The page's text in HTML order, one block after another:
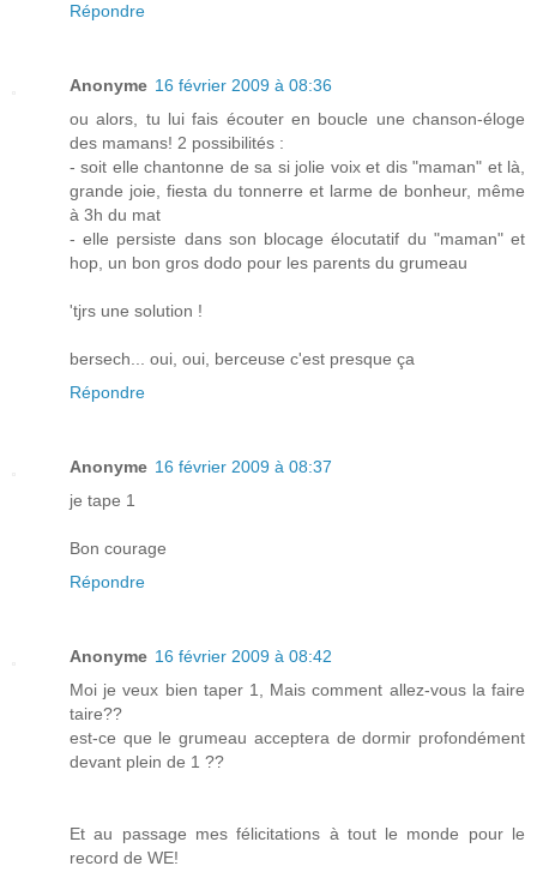
Répondre
Anonyme 16 février 2009 à 08:36
ou alors, tu lui fais écouter en boucle une chanson-éloge
des mamans! 2 possibilités :
- soit elle chantonne de sa si jolie voix et dis "maman" et là,
grande joie, fiesta du tonnerre et larme de bonheur, même
à 3h du mat
- elle persiste dans son blocage élocutatif du "maman" et
hop, un bon gros dodo pour les parents du grumeau
'tjrs une solution !
bersech... oui, oui, berceuse c'est presque ça
Répondre
Anonyme 16 février 2009 à 08:37
je tape 1
Bon courage
Répondre
Anonyme 16 février 2009 à 08:42
Moi je veux bien taper 1, Mais comment allez-vous la faire
taire??
est-ce que le grumeau acceptera de dormir profondément
devant plein de 1 ??
Et au passage mes félicitations à tout le monde pour le
record de WE!